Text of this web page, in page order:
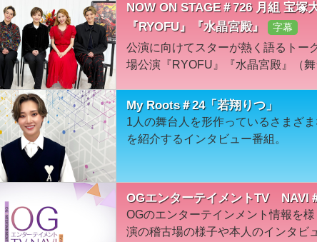
NOW ON STAGE＃726 月組 宝塚
『RYOFU』『水晶宮殿』
字幕
公演に向けてスターが熱く語るトー
場公演『RYOFU』『水晶宮殿』（舞
My Roots＃24「若翔りつ」
1人の舞台人を形作っているさまざ
を紹介するインタビュー番組。
OGエンターテイメントTV NAVI
OGのエンターテインメント情報を
演の稽古場の様子や本人のインタビ